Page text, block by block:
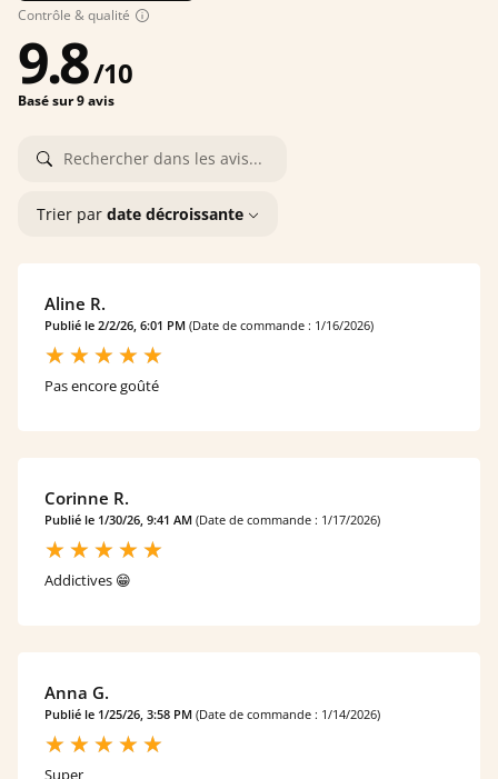
Contrôle & qualité
9.8/10
Basé sur 9 avis
Trier par date décroissante
Aline R.
Publié le 2/2/26, 6:01 PM (Date de commande : 1/16/2026)
Pas encore goûté
Corinne R.
Publié le 1/30/26, 9:41 AM (Date de commande : 1/17/2026)
Addictives 😁
Anna G.
Publié le 1/25/26, 3:58 PM (Date de commande : 1/14/2026)
Super